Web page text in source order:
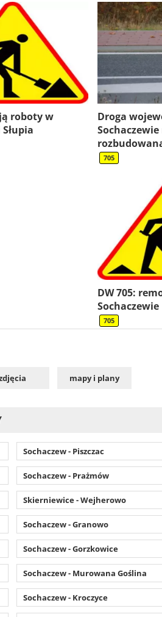
roboty w
Droga
705
DW 705:
Sochaczewie
705
mapy i plany
Sochaczew - Piszczac
Sochaczew - Prażmów
Skierniewice - Wejherowo
Sochaczew - Granowo
Sochaczew - Gorzkowice
Sochaczew - Murowana Goślina
Sochaczew - Kroczyce